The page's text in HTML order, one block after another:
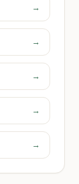
→
→
→
→
→